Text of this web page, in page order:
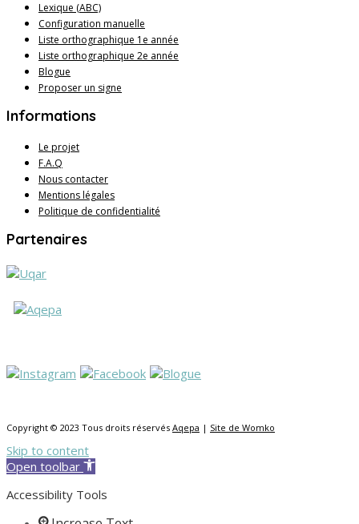
Lexique (ABC)
Configuration manuelle
Liste orthographique 1e année
Liste orthographique 2e année
Blogue
Proposer un signe
Informations
Le projet
F.A.Q
Nous contacter
Mentions légales
Politique de confidentialité
Partenaires
Copyright © 2023 Tous droits réservés Aqepa | Site de Womko
Skip to content
Open toolbar
Accessibility Tools